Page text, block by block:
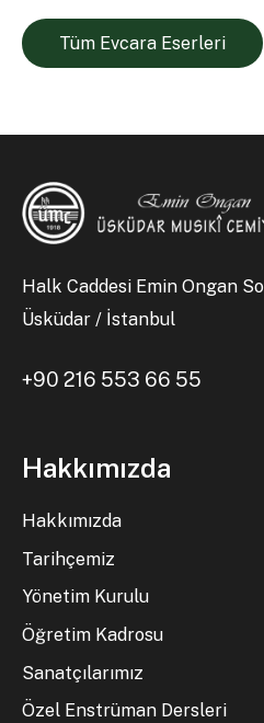
Tüm Evcara Eserleri
Halk Caddesi Emin Ongan
Üsküdar / İstanbul
+90 216 553 66 55
Hakkımızda
Hakkımızda
Tarihçemiz
Yönetim Kurulu
Öğretim Kadrosu
Sanatçılarımız
Özel Enstrüman Dersleri